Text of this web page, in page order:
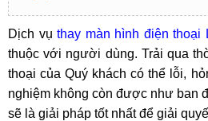
Dịch vụ thay màn hình điện thoại
thuộc với người dùng. Trải qua
thoại của Quý khách có thể lỗi,
nghiệm không còn được như ban
sẽ là giải pháp tốt nhất để giải